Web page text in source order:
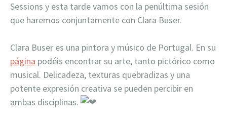
Sessions y esta tarde vamos con la penúltima sesión
que haremos conjuntamente con Clara Buser.
Clara Buser es una pintora y músico de Portugal. En su
página podéis encontrar su arte, tanto pictórico como
musical. Delicadeza, texturas quebradizas y una
potente expresión creativa se pueden percibir en
ambas disciplinas.